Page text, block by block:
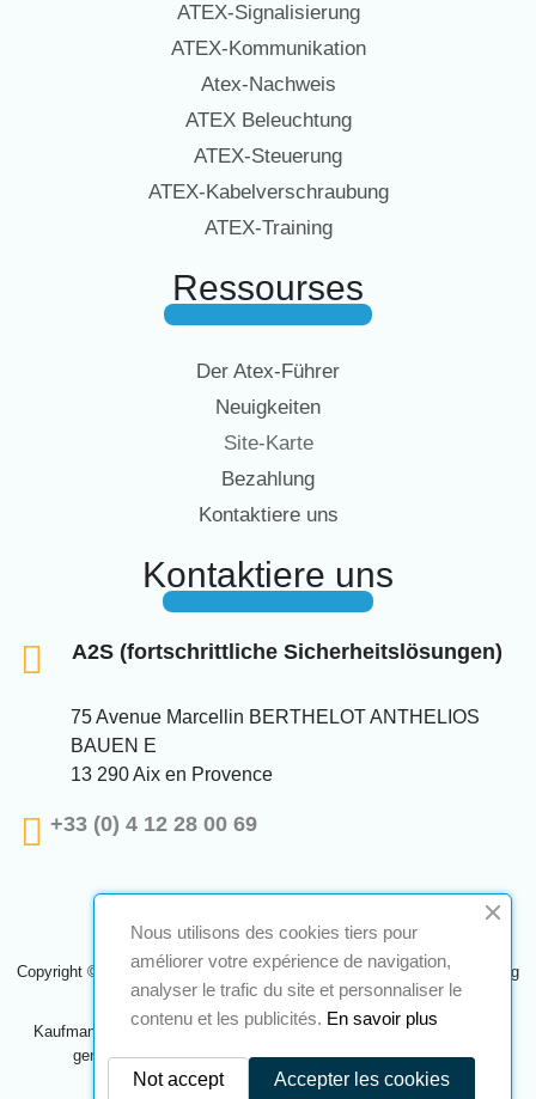
ATEX-Signalisierung
ATEX-Kommunikation
Atex-Nachweis
ATEX Beleuchtung
ATEX-Steuerung
ATEX-Kabelverschraubung
ATEX-Training
Ressourses
Der Atex-Führer
Neuigkeiten
Site-Karte
Bezahlung
Kontaktiere uns
Kontaktiere uns
A2S (fortschrittliche Sicherheitslösungen)
75 Avenue Marcellin BERTHELOT ANTHELIOS
BAUEN E
13 290 Aix en Provence
+33 (0) 4 12 28 00 69
Copyright © 2024 A2S ATEX. Alle Rechte vorbehalten. Eine Realisierung
Navilog
Kaufmann, der von der offensichtlichen Meinung des Unternehmens
genehmigt wurde,Klicken Sie hier, um es zu überprüfen.
Nous utilisons des cookies tiers pour
améliorer votre expérience de navigation,
analyser le trafic du site et personnaliser le
contenu et les publicités. En savoir plus
Accepter les cookies
Not accept